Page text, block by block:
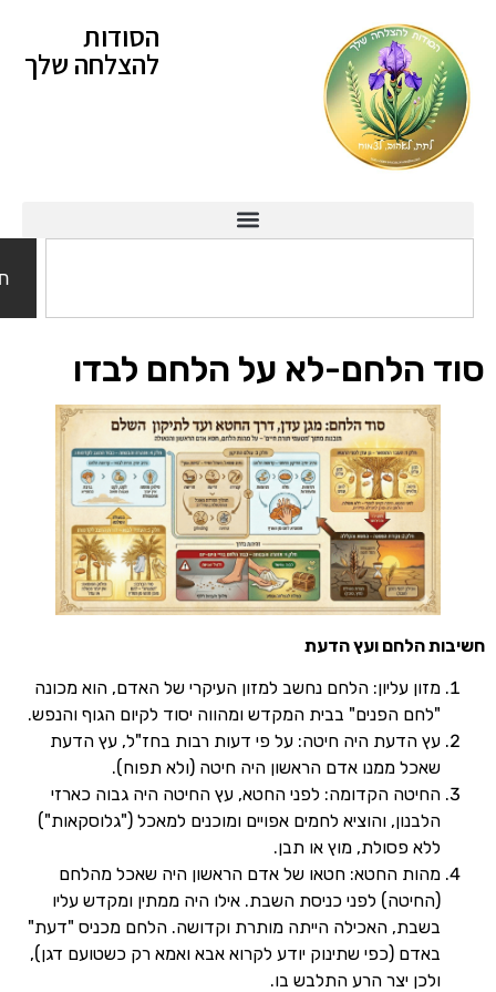
הסודות
להצלחה שלך
הלחם-לא על הלחם לבדו
הלחם ועץ הדעת
עליון: הלחם נחשב למזון העיקרי של האדם, הוא מכונה
הפנים" בבית המקדש ומהווה יסוד לקיום הגוף והנפש.
הדעת היה חיטה: על פי דעות רבות בחז"ל, עץ הדעת
ממנו אדם הראשון היה חיטה (ולא תפוח).
הקדומה: לפני החטא, עץ החיטה היה גבוה כארזי
והוציא לחמים אפויים ומוכנים למאכל ("גלוסקאות")
פסולת, מוץ או תבן.
החטא: חטאו של אדם הראשון היה שאכל מהלחם
לפני כניסת השבת. אילו היה ממתין ומקדש עליו
האכילה הייתה מותרת וקדושה. הלחם מכניס "דעת"
(כפי שתינוק יודע לקרוא אבא ואמא רק כשטועם דגן),
יצר הרע התלבש בו.